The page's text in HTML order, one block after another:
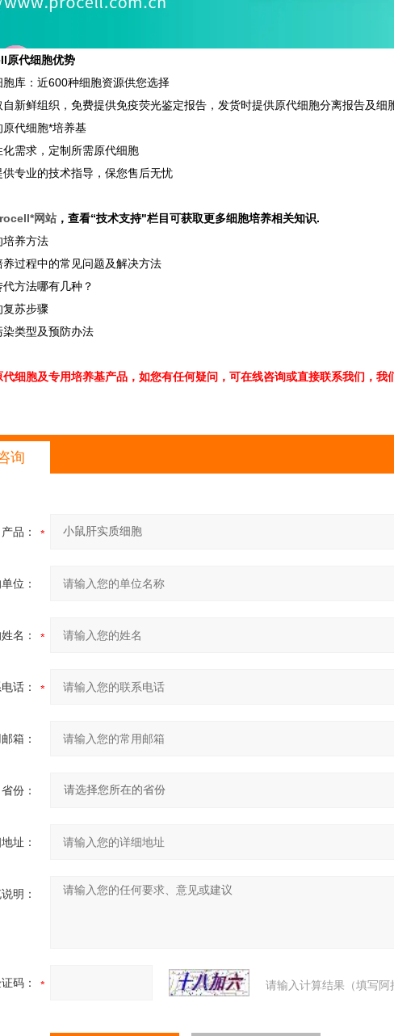
原代细胞优势
库：近600种细胞资源供您选择
新鲜组织，免费提供免疫荧光鉴定报告，发货时提供原代细胞分离报告及细
代细胞*培养基
需求，定制所需原代细胞
专业的技术指导，保您售后无忧
网站 ，查看“技术支持"栏目可获取更多细胞培养相关知识.
养方法
过程中的常见问题及解决方法
方法哪有几种？
苏步骤
类型及预防办法
细胞及专用培养基产品，如您有任何疑问，可在线咨询或直接联系我们，我
询
产品：
位：
名：
话：
箱：
省份：
址：
明：
码： 请输入计算结果（填写